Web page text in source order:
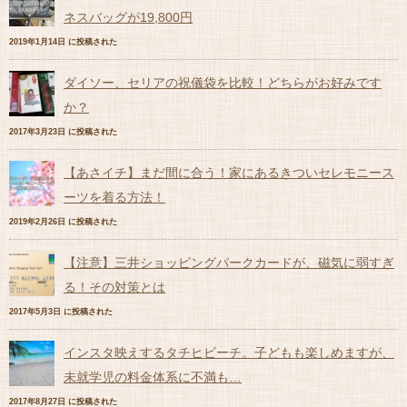
ネスバッグが19,800円
2019年1月14日 に投稿された
ダイソー、セリアの祝儀袋を比較！どちらがお好みです
か？
2017年3月23日 に投稿された
【あさイチ】まだ間に合う！家にあるきついセレモニース
ーツを着る方法！
2019年2月26日 に投稿された
【注意】三井ショッピングパークカードが、磁気に弱すぎ
る！その対策とは
2017年5月3日 に投稿された
インスタ映えするタチヒビーチ。子どもも楽しめますが、
未就学児の料金体系に不満も…
2017年8月27日 に投稿された